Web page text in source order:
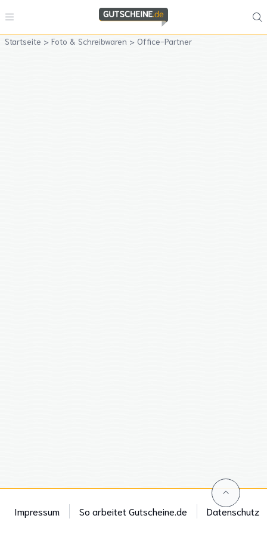
Startseite > Foto & Schreibwaren > Office-Partner
Impressum So arbeitet Gutscheine.de Datenschutz